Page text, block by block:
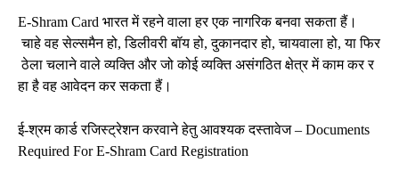
E-Shram Card भारत में रहने वाला हर एक नागरिक बनवा सकता हैं।
चाहे वह सेल्समैन हो, डिलीवरी बॉय हो, दुकानदार हो, चायवाला हो, या फिर
ठेला चलाने वाले व्यक्ति और जो कोई व्यक्ति असंगठित क्षेत्र में काम कर र
हा है वह आवेदन कर सकता हैं।
ई-श्रम कार्ड रजिस्ट्रेशन करवाने हेतु आवश्यक दस्तावेज – Documents
Required For E-Shram Card Registration